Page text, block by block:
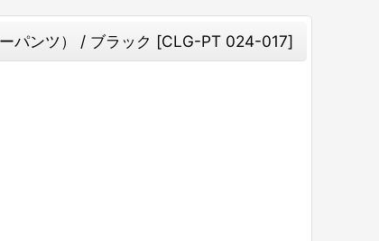
パンツ） / ブラック [CLG-PT 024-017]